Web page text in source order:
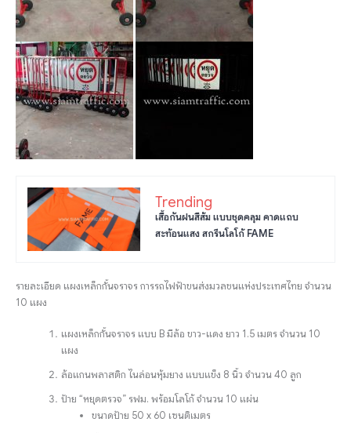
Trending
เสื้อกันฝนสีส้ม แบบชุดคลุม คาดแถบ
สะท้อนแสง สกรีนโลโก้ FAME
รายละเอียด แผงเหล็กกั้นจราจร การรถไฟฟ้าขนส่งมวลชนแห่งประเทศไทย จำนวน
10 แผง
แผงเหล็กกั้นจราจร แบบ B มีล้อ ขาว-แดง ยาว 1.5 เมตร จำนวน 10
แผง
ล้อแกนพลาสติก ไนล่อนหุ้มยาง แบบแข็ง 8 นิ้ว จำนวน 40 ลูก
ป้าย “หยุดตรวจ” รฟม. พร้อมโลโก้ จำนวน 10 แผ่น
ขนาดป้าย 50 x 60 เซนติเมตร